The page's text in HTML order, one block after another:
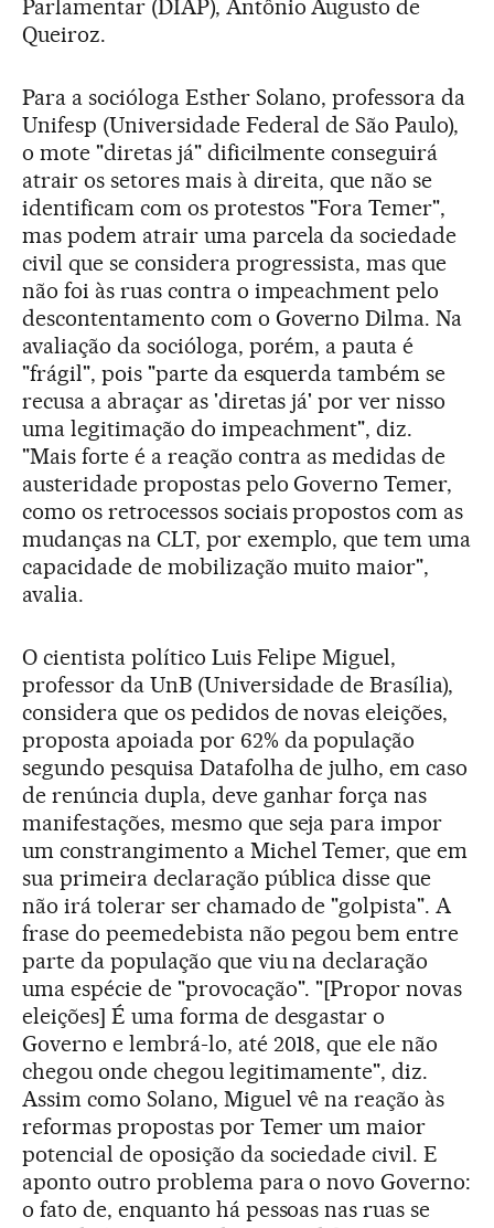
Parlamentar (DIAP), Antônio Augusto de
Queiroz.
Para a socióloga Esther Solano, professora da
Unifesp (Universidade Federal de São Paulo),
o mote "diretas já" dificilmente conseguirá
atrair os setores mais à direita, que não se
identificam com os protestos "Fora Temer",
mas podem atrair uma parcela da sociedade
civil que se considera progressista, mas que
não foi às ruas contra o impeachment pelo
descontentamento com o Governo Dilma. Na
avaliação da socióloga, porém, a pauta é
"frágil", pois "parte da esquerda também se
recusa a abraçar as 'diretas já' por ver nisso
uma legitimação do impeachment", diz.
"Mais forte é a reação contra as medidas de
austeridade propostas pelo Governo Temer,
como os retrocessos sociais propostos com as
mudanças na CLT, por exemplo, que tem uma
capacidade de mobilização muito maior",
avalia.
O cientista político Luis Felipe Miguel,
professor da UnB (Universidade de Brasília),
considera que os pedidos de novas eleições,
proposta apoiada por 62% da população
segundo pesquisa Datafolha de julho, em caso
de renúncia dupla, deve ganhar força nas
manifestações, mesmo que seja para impor
um constrangimento a Michel Temer, que em
sua primeira declaração pública disse que
não irá tolerar ser chamado de "golpista". A
frase do peemedebista não pegou bem entre
parte da população que viu na declaração
uma espécie de "provocação". "[Propor novas
eleições] É uma forma de desgastar o
Governo e lembrá-lo, até 2018, que ele não
chegou onde chegou legitimamente", diz.
Assim como Solano, Miguel vê na reação às
reformas propostas por Temer um maior
potencial de oposição da sociedade civil. E
aponto outro problema para o novo Governo:
o fato de, enquanto há pessoas nas ruas se